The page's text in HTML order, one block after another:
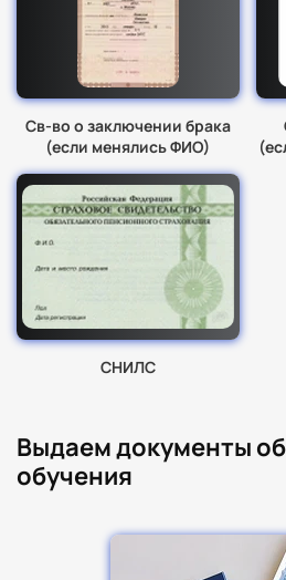
Св-во о заключении брака
(если менялись ФИО)
СНИЛС
Выдаем документы
обучения